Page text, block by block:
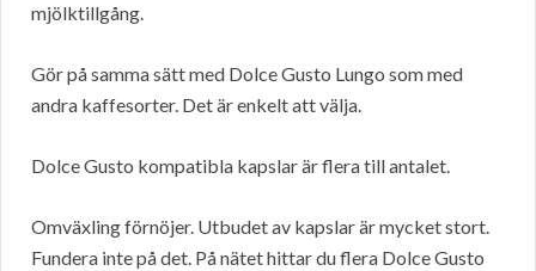
mjölktillgång.
Gör på samma sätt med Dolce Gusto Lungo som med
andra kaffesorter. Det är enkelt att välja.
Dolce Gusto kompatibla kapslar är flera till antalet.
Omväxling förnöjer. Utbudet av kapslar är mycket stort.
Fundera inte på det. På nätet hittar du flera Dolce Gusto